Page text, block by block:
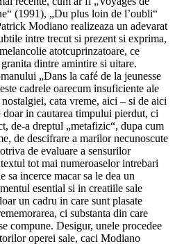
(1991), „Du plus loin de l’oubli“
Modiano realizeaza un adevarat
intre trecut si prezent si exprima,
atotcuprinzatoare, ce
dintre amintire si uitare.
„Dans la café de la jeunesse
cadrele oarecum insuficiente ale
cata vreme, aici – si de aici
in cautarea timpului pierdut, ci
de-a dreptul „metafizic“, dupa cum
de descifrare a marilor necunoscute
de evaluare a sensurilor
tot mai numeroaselor intrebari
sa incerce macar sa le dea un
esential si in creatiile sale
un cadru in care sunt plasate
ci substanta din care
compune. Desigur, unele procedee
operei sale, caci Modiano